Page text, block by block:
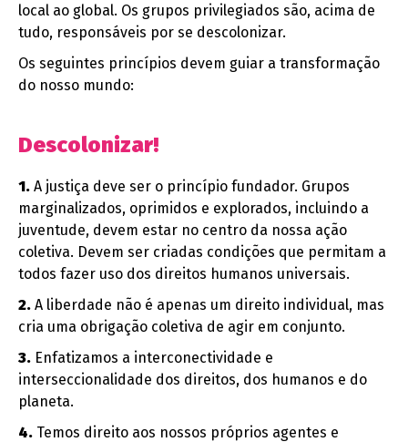
local ao global. Os grupos privilegiados são, acima de
tudo, responsáveis por se descolonizar.
Os seguintes princípios devem guiar a transformação
do nosso mundo:
Descolonizar!
1. A justiça deve ser o princípio fundador. Grupos
marginalizados, oprimidos e explorados, incluindo a
juventude, devem estar no centro da nossa ação
coletiva. Devem ser criadas condições que permitam a
todos fazer uso dos direitos humanos universais.
2. A liberdade não é apenas um direito individual, mas
cria uma obrigação coletiva de agir em conjunto.
3. Enfatizamos a interconectividade e
interseccionalidade dos direitos, dos humanos e do
planeta.
4. Temos direito aos nossos próprios agentes e